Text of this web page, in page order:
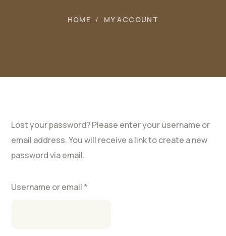
HOME MY ACCOUNT
Lost your password? Please enter your username or
email address. You will receive a link to create a new
password via email.
Username or email *